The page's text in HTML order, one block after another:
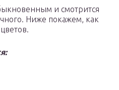
и смотрится
Ниже покажем, как